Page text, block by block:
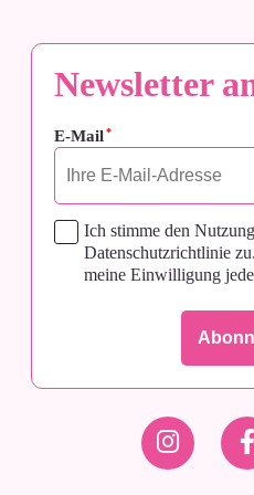
1
Dr. med. dent.
Newsletter
E-Mail*
Ich stimme den
Datenschutzrichtlinie
meine Einwilligung